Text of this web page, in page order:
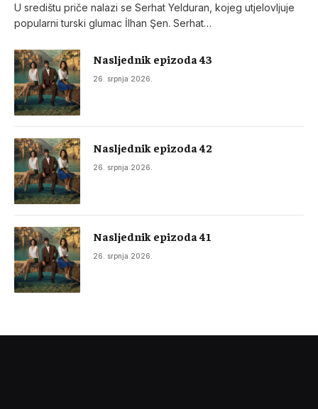
U središtu priče nalazi se Serhat Yelduran, kojeg utjelovljuje
popularni turski glumac İlhan Şen. Serhat…
Nasljednik epizoda 43
26. srpnja 2026.
Nasljednik epizoda 42
26. srpnja 2026.
Nasljednik epizoda 41
26. srpnja 2026.